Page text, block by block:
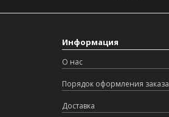
Информация
О нас
Порядок оформления заказа
Доставка